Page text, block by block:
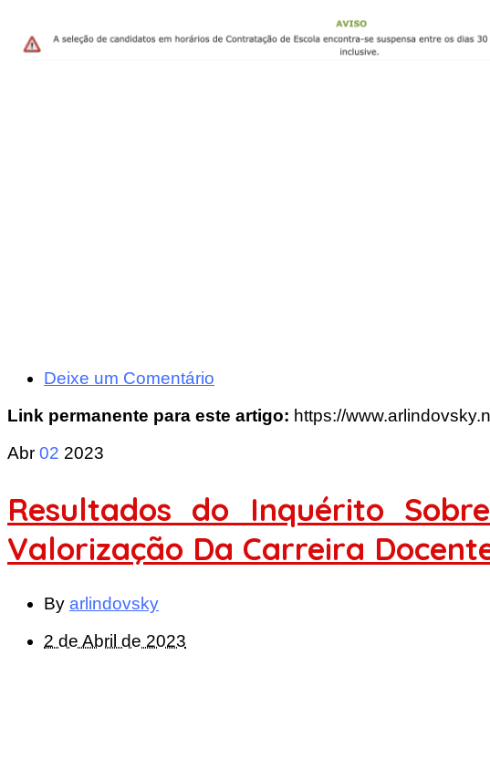
Deixe um Comentário
Link permanente para este artigo: https://
Abr 02 2023
Resultados do Inquérito
Valorização Da Carreira
By arlindovsky
2 de Abril de 2023